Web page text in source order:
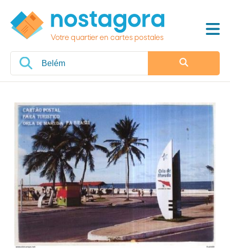
Votre quartier en cartes postales